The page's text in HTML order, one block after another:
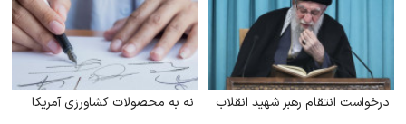
درخواست انتقام رهبر شهید انقلاب نه به محصولات کشاورزی آمریکا